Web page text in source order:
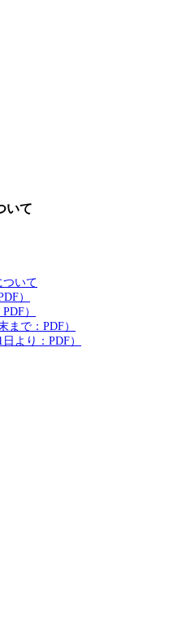
いて
ついて
）
）
まで：PDF）
より：PDF）